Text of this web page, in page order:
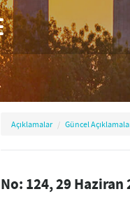
Açıklamalar Güncel
No: 124, 29